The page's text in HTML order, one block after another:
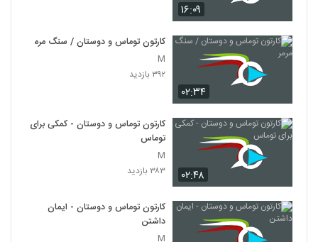
۱۶:۰۹
۰۲:۳۴
کارتون توماس و دوستان / سنگ مرمر
M
۳۹۲ بازدید
۰۲:۴۸
کارتون توماس و دوستان - کمکی برای
توماس
M
۳۸۳ بازدید
کارتون توماس و دوستان - ایمان
داشتن
M